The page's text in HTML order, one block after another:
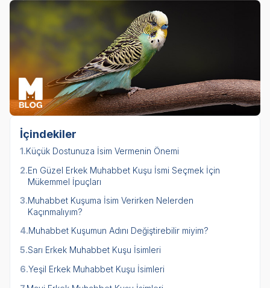
İçindekiler
1.Küçük Dostunuza İsim Vermenin Önemi
2.En Güzel Erkek Muhabbet Kuşu İsmi Seçmek İçin
Mükemmel İpuçları
3.Muhabbet Kuşuma İsim Verirken Nelerden
Kaçınmalıyım?
4.Muhabbet Kuşumun Adını Değiştirebilir miyim?
5.Sarı Erkek Muhabbet Kuşu İsimleri
6.Yeşil Erkek Muhabbet Kuşu İsimleri